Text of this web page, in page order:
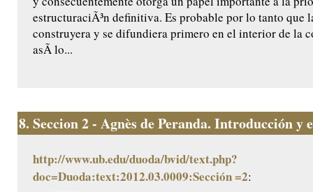
estructuraciÃ³n definitiva. Es probable por lo tanto que
construyera y se difundiera primero en el interior de la
asÃ­ lo...
8. Seccion 2 - Agnès de Peranda. Introducción y
http://www.ub.edu/duoda/bvid/text.php?
doc=Duoda:text:2012.03.0009:Sección =2: